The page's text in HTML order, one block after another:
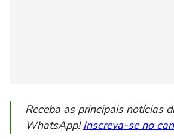
Receba as principais notícias
WhatsApp!Inscreva-se no